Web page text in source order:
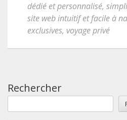
dédié et personnalisé,
site web intuitif et facile à
exclusives, voyage privé
Rechercher